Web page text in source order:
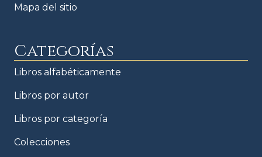
Mapa del sitio
Categorías
Libros alfabéticamente
Libros por autor
Libros por categoría
Colecciones